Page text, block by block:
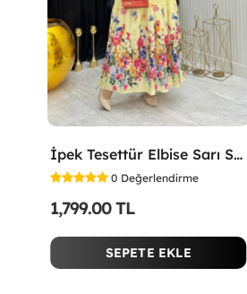
İpek Tesettür Elbise Sarı Sarı
0 Değerlendirme
1,799.00 TL
SEPETE EKLE